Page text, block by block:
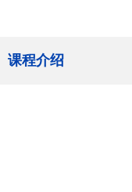
课程介绍